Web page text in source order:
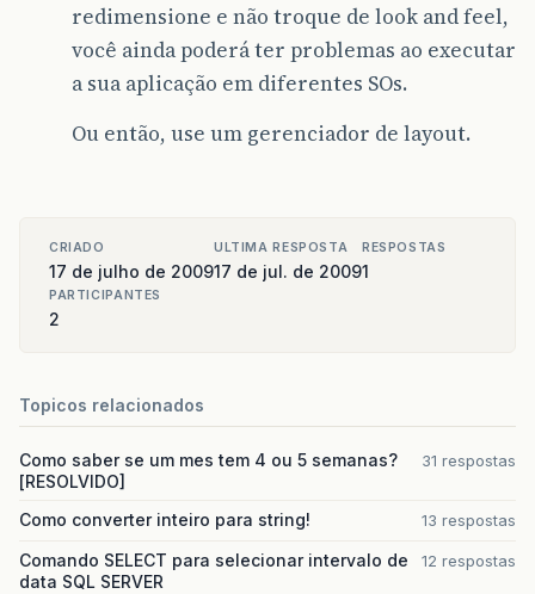
redimensione e não troque de look and feel,
você ainda poderá ter problemas ao executar
a sua aplicação em diferentes SOs.
Ou então, use um gerenciador de layout.
CRIADO
17 de julho de 2009
ULTIMA RESPOSTA
17 de jul. de 2009
RESPOSTAS
1
PARTICIPANTES
2
Topicos relacionados
Como saber se um mes tem 4 ou 5 semanas?
[RESOLVIDO]
31 respostas
Como converter inteiro para string! 13 respostas
Comando SELECT para selecionar intervalo de
data SQL SERVER
12 respostas